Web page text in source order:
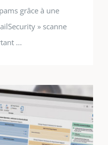
grâce à une
» scanne
...